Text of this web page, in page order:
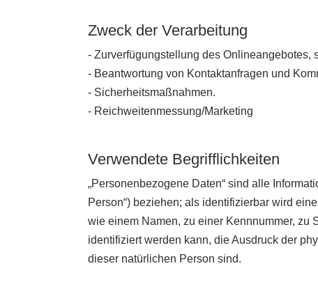
Zweck der Verarbeitung
- Zurverfügungstellung des Onlineangebotes,
- Beantwortung von Kontaktanfragen und
- Sicherheitsmaßnahmen.
- Reichweitenmessung/Marketing
Verwendete Begrifflichkeiten
„Personenbezogene Daten“ sind alle
Person“) beziehen; als identifizierbar wird
wie einem Namen, zu einer Kennnummer, zu
identifiziert werden kann, die Ausdruck der
dieser natürlichen Person sind.